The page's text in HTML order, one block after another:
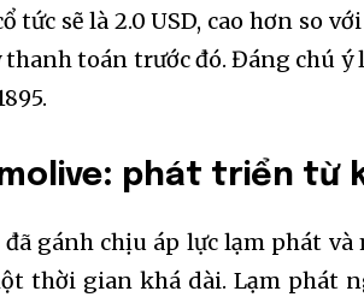
sẽ là 2.0 USD, cao hơn so
toán trước đó. Đáng chú ý
: phát triển từ
gánh chịu áp lực lạm phát
thời gian khá dài. Lạm phát